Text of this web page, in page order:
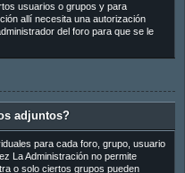
usuarios o grupos y para
allí necesita una autorización
del foro para que se le
adjuntos?
para cada foro, grupo, usuario
La Administración no permite
o solo ciertos grupos pueden